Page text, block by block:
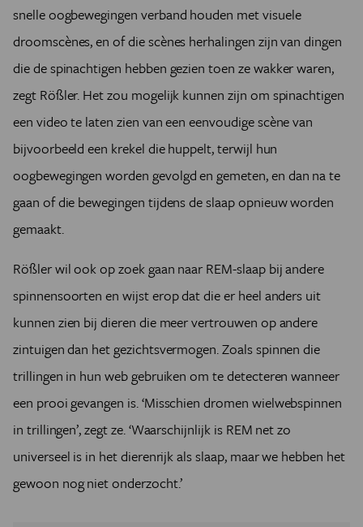
snelle oogbewegingen verband houden met visuele
droomscènes, en of die scènes herhalingen zijn van dingen
die de spinachtigen hebben gezien toen ze wakker waren,
zegt Rößler. Het zou mogelijk kunnen zijn om spinachtigen
een video te laten zien van een eenvoudige scène van
bijvoorbeeld een krekel die huppelt, terwijl hun
oogbewegingen worden gevolgd en gemeten, en dan na te
gaan of die bewegingen tijdens de slaap opnieuw worden
gemaakt.
Rößler wil ook op zoek gaan naar REM-slaap bij andere
spinnensoorten en wijst erop dat die er heel anders uit
kunnen zien bij dieren die meer vertrouwen op andere
zintuigen dan het gezichtsvermogen. Zoals spinnen die
trillingen in hun web gebruiken om te detecteren wanneer
een prooi gevangen is. ‘Misschien dromen wielwebspinnen
in trillingen’, zegt ze. ‘Waarschijnlijk is REM net zo
universeel is in het dierenrijk als slaap, maar we hebben het
gewoon nog niet onderzocht.’